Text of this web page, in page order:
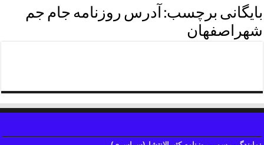
بایگانی برچسب: آدرس روزنامه جام جم
شهراصفهان